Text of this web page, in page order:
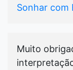
Sonhar com
Muito